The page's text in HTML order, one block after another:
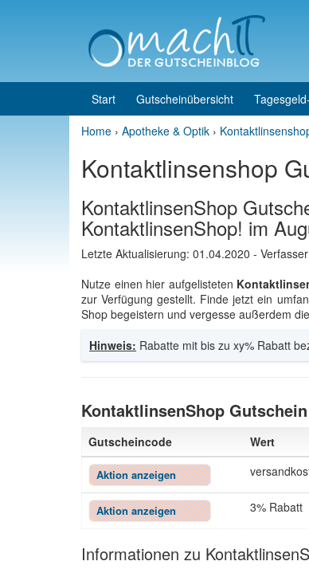
Start Gutscheinübersicht
Home › Apotheke & Optik ›
Kontaktlinsenshop
KontaktlinsenShop
KontaktlinsenShop! im
Letzte Aktualisierung: 01.04.2020 -
Nutze einen hier aufgelisteten
zur Verfügung gestellt. Finde jetzt ein
Shop begeistern und vergesse außerdem
Hinweis: Rabatte mit bis zu xy% Rabatt
KontaktlinsenShop
Gutscheincode Wert
Aktion anzeigen
Aktion anzeigen 3% Rabatt
Informationen zu